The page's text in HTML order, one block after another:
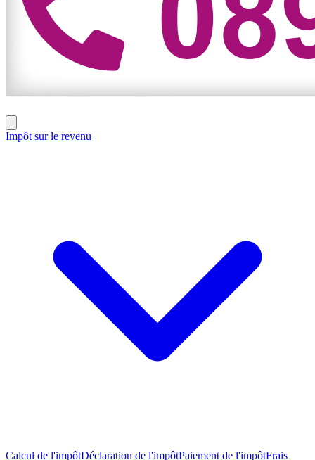
Impôt sur le revenu
Calcul de l'impôtDéclaration de l'impôtPaiement de l'impôtFrais